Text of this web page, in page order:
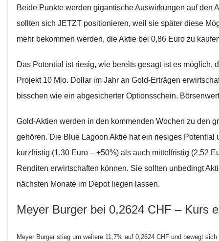
Beide Punkte werden gigantische Auswirkungen auf den
sollten sich JETZT positionieren, weil sie später diese
mehr bekommen werden, die Aktie bei 0,86 Euro zu
Das Potential ist riesig, wie bereits gesagt ist es möglich,
Projekt 10 Mio. Dollar im Jahr an Gold-Erträgen
bisschen wie ein abgesicherter Optionsschein.
Gold-Aktien werden in den kommenden Wochen zu den
gehören. Die Blue Lagoon Aktie hat ein riesiges Potential
kurzfristig (1,30 Euro – +50%) als auch mittelfristig (2,52
Renditen erwirtschaften können. Sie sollten unbedingt
nächsten Monate im Depot liegen lassen.
Meyer Burger bei 0,2624 CHF – Kurs
Meyer Burger stieg um weitere 11,7% auf 0,2624 CHF und bewegt